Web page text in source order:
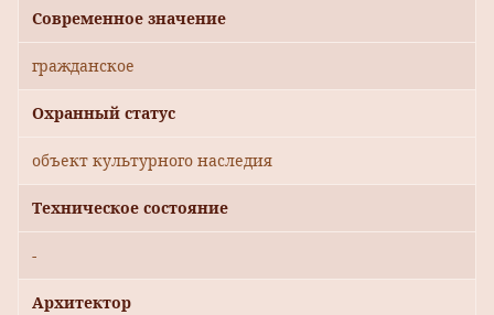
Современное значение
гражданское
Охранный статус
объект культурного наследия
Техническое состояние
-
Архитектор